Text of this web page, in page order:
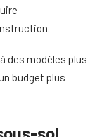
des modèles plus
budget plus